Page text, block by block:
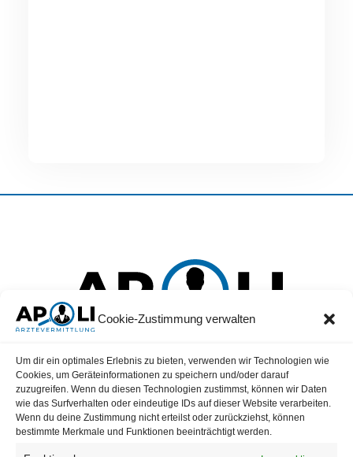
Cookie-Zustimmung verwalten
Um dir ein optimales Erlebnis zu bieten, verwenden wir Technologien wie
Cookies, um Geräteinformationen zu speichern und/oder darauf
zuzugreifen. Wenn du diesen Technologien zustimmst, können wir Daten
wie das Surfverhalten oder eindeutige IDs auf dieser Website verarbeiten.
Wenn du deine Zustimmung nicht erteilst oder zurückziehst, können
bestimmte Merkmale und Funktionen beeinträchtigt werden.
a positive life
Verbessern Sie Ihre Lebensqualität mitApoli Ärztevermittlung!Hier
vereinen wirMedizinerundKliniken, MVZ, Praxen,um das
Arbeitsleben vonÄrzten positiv zu beeinflussen. Apoli – wo Herz und
Berufung Hand in Hand gehen.